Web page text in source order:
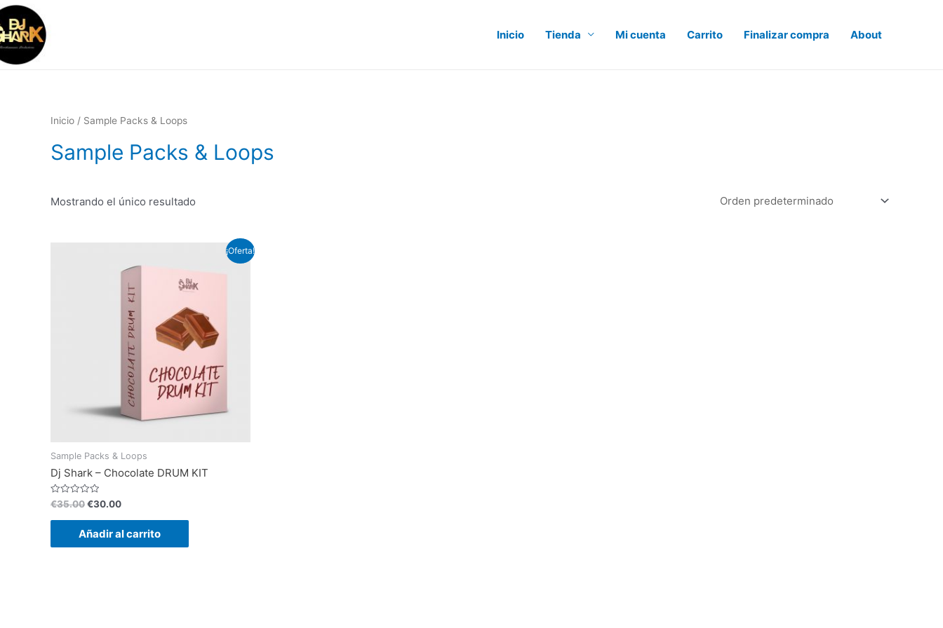
Ir
al
contenido
Inicio Tienda Mi cuenta Carrito Finalizar compra About
Inicio / Sample Packs & Loops
Sample Packs & Loops
Mostrando el único resultado
¡Oferta!
Sample Packs & Loops
Dj Shark – Chocolate DRUM KIT
Valorado
con
0
€35.00El
original
era:
€35.00.
€30.00El
actual
es:
€30.00.
Añadir al carrito